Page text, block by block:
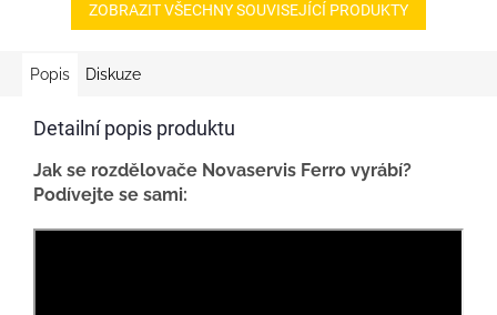
ZOBRAZIT VŠECHNY SOUVISEJÍCÍ PRODUKTY
Popis Diskuze
Detailní popis produktu
Jak se rozdělovače Novaservis Ferro vyrábí?
Podívejte se sami: